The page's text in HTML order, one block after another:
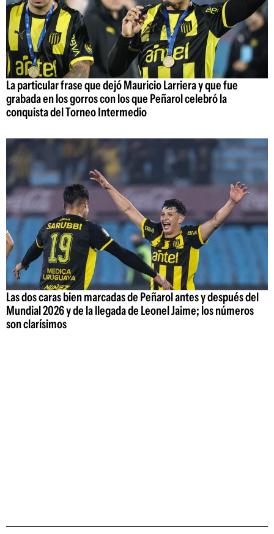
La particular frase que dejó Mauricio Larriera y que fue
grabada en los gorros con los que Peñarol celebró la
conquista del Torneo Intermedio
Las dos caras bien marcadas de Peñarol antes y después del
Mundial 2026 y de la llegada de Leonel Jaime; los números
son clarísimos